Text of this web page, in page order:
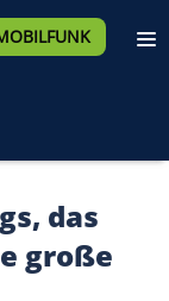
das
große